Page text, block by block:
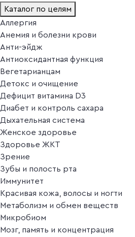
Каталог по целям
Аллергия
Анемия и болезни крови
Анти-эйдж
Антиоксидантная функция
Вегетарианцам
Детокс и очищение
Дефицит витамина D3
Диабет и контроль сахара
Дыхательная система
Женское здоровье
Здоровье ЖКТ
Зрение
Зубы и полость рта
Иммунитет
Красивая кожа, волосы и ногти
Метаболизм и обмен веществ
Микробиом
Мозг, память и концентрация